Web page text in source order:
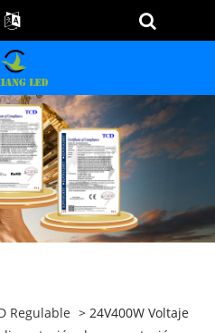
Regulable > 24V400W Voltaje